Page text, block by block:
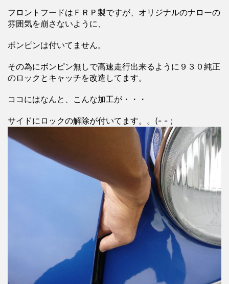
フロントフードはＦＲＰ製ですが、オリジナルのナローの
雰囲気を崩さないように、
ボンピンは付いてません。
その為にボンピン無しで高速走行出来るように９３０純正
のロックとキャッチを改造してます。
ココにはなんと、こんな加工が・・・
サイドにロックの解除が付いてます。。(- -；